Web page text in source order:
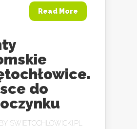
Read More
do
SWIETOCHLOWICKI.PL